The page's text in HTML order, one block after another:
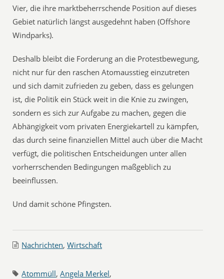
Vier, die ihre marktbeherrschende Position auf dieses
Gebiet natürlich längst ausgedehnt haben (Offshore
Windparks).
Deshalb bleibt die Forderung an die Protestbewegung,
nicht nur für den raschen Atomausstieg einzutreten
und sich damit zufrieden zu geben, dass es gelungen
ist, die Politik ein Stück weit in die Knie zu zwingen,
sondern es sich zur Aufgabe zu machen, gegen die
Abhängigkeit vom privaten Energiekartell zu kämpfen,
das durch seine finanziellen Mittel auch über die Macht
verfügt, die politischen Entscheidungen unter allen
vorherrschenden Bedingungen maßgeblich zu
beeinflussen.
Und damit schöne Pfingsten.
Nachrichten,Wirtschaft
Atommüll,Angela Merkel,